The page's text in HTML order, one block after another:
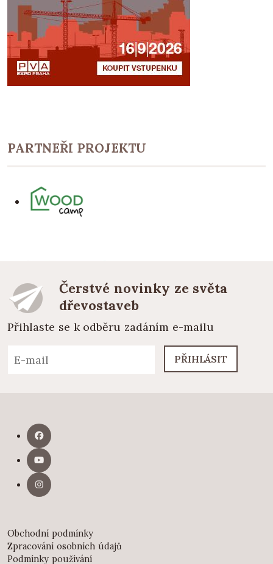
PARTNEŘI PROJEKTU
Čerstvé novinky ze světa
dřevostaveb
Přihlaste se k odběru zadáním e-mailu
PŘIHLÁSIT
Obchodní podmínky
Zpracování osobních údajů
Podmínky používání